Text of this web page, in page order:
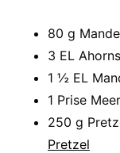
80 g
3 EL
1 ½ EL
1 Prise
250 g
Pretzel